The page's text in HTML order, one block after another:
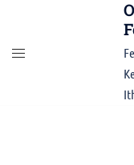
content